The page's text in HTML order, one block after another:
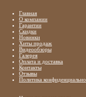
Главная
О компании
Гарантии
Скидки
Новинки
Хиты продаж
Видеообзоры
Галерея
Оплата и доставка
Контакты
Отзывы
Политика